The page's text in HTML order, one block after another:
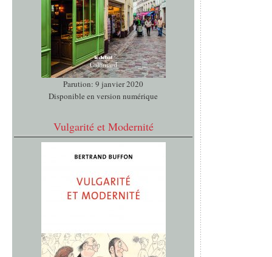
Parution: 9 janvier 2020
Disponible en version numérique
Vulgarité et Modernité